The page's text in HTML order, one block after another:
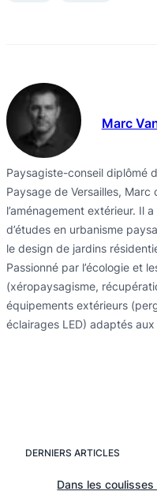
Marc
Paysagiste-conseil diplômé
Paysage de Versailles, Marc
l’aménagement extérieur. Il
d’études en urbanisme
le design de jardins
Passionné par l’écologie et
(xéropaysagisme,
équipements extérieurs
éclairages LED) adaptés
DERNIERS ARTICLES
Dans les